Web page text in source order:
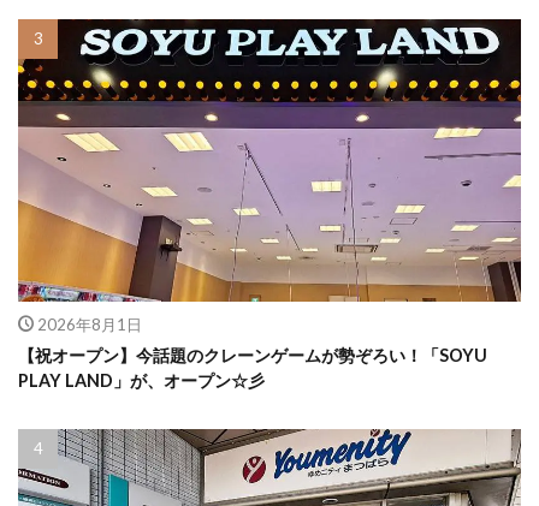
2026年8月1日
【祝オープン】今話題のクレーンゲームが勢ぞろい！「SOYU
PLAY LAND」が、オープン☆彡